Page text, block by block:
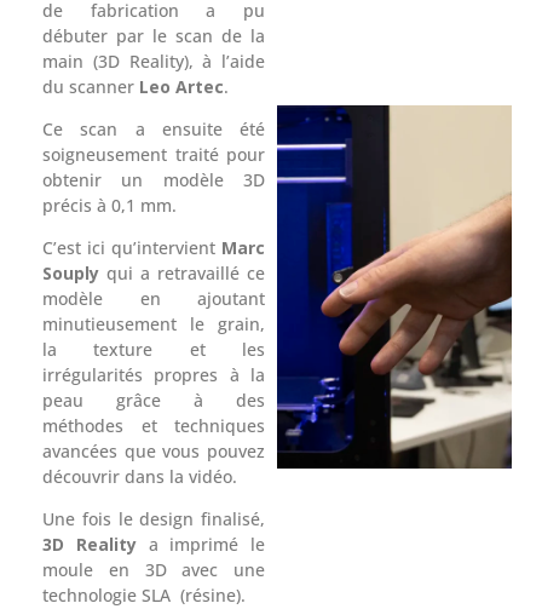
de fabrication a pu
débuter par le scan de la
main (3D Reality), à l’aide
du scanner Leo Artec.
Ce scan a ensuite été
soigneusement traité pour
obtenir un modèle 3D
précis à 0,1 mm.
C’est ici qu’intervient Marc
Souply qui a retravaillé ce
modèle en ajoutant
minutieusement le grain,
la texture et les
irrégularités propres à la
peau grâce à des
méthodes et techniques
avancées que vous pouvez
découvrir dans la vidéo.
Une fois le design finalisé,
3D Realitya imprimé le
moule en 3D avec une
technologie SLA (résine).